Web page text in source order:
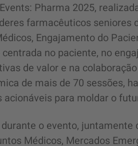
Pharma 2025,
farmacêuticos seniores
Engajamento do
no paciente, no
de valor e na
de mais de 70 sessões,
para moldar o
o evento, juntamente
Médicos, Mercados